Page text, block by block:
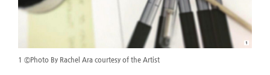
1 ⓒPhoto By Rachel Ara courtesy of the Artist